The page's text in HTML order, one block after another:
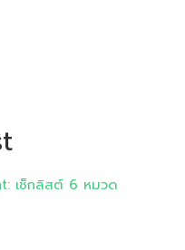
เช็กลิสต์ 6 หมวด